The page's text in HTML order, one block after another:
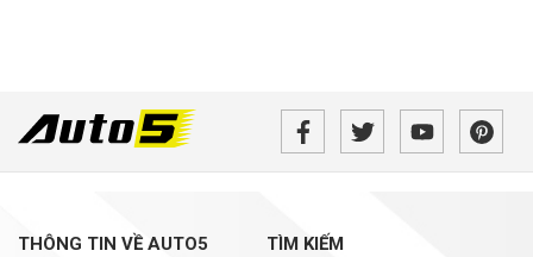
THÔNG TIN VỀ AUTO5 TÌM KIẾM